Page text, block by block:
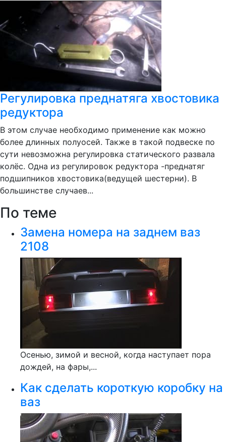
Регулировка преднатяга хвостовика
редуктора
В этом случае необходимо применение как можно
более длинных полуосей. Также в такой подвеске по
сути невозможна регулировка статического развала
колёс. Одна из регулировок редуктора -преднатяг
подшипников хвостовика(ведущей шестерни). В
большинстве случаев...
По теме
Замена номера на заднем ваз
2108
Осенью, зимой и весной, когда наступает пора
дождей, на фары,...
Как сделать короткую коробку на
ваз